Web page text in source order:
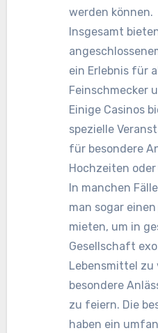
werden können.
Insgesamt
ein Erlebnis für
Feinschmecker
Einige Casinos
spezielle
für besondere
Hochzeiten
In manchen
man sogar
mieten, um in
Gesellschaft
Lebensmittel zu
besondere
zu feiern. Die
haben ein